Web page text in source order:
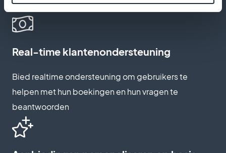
en pas je aanbiedingen hierop aan
Real-time klantenondersteuning
Bied realtime ondersteuning om gebruikers te
helpen met hun boekingen en hun vragen te
beantwoorden